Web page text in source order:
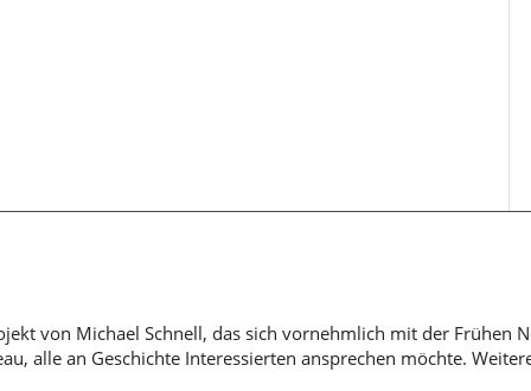
von Michael Schnell, das sich vornehmlich mit der Frühen
alle an Geschichte Interessierten ansprechen möchte.